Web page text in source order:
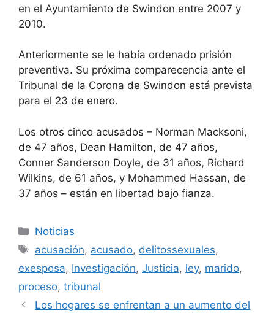
en el Ayuntamiento de Swindon entre 2007 y
2010.
Anteriormente se le había ordenado prisión
preventiva. Su próxima comparecencia ante el
Tribunal de la Corona de Swindon está prevista
para el 23 de enero.
Los otros cinco acusados ​​– Norman Macksoni,
de 47 años, Dean Hamilton, de 47 años,
Conner Sanderson Doyle, de 31 años, Richard
Wilkins, de 61 años, y Mohammed Hassan, de
37 años – están en libertad bajo fianza.
Categorías
Noticias
Etiquetas
acusación, acusado, delitossexuales,
exesposa, Investigación, Justicia, ley, marido,
proceso, tribunal
Los hogares se enfrentan a un aumento del